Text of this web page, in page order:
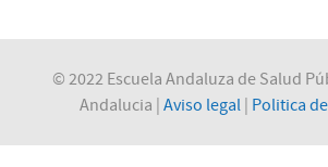
© 2022 Escuela Andaluza de Salud
Andalucia | Aviso legal | Politica